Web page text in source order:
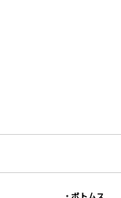
ボトムス